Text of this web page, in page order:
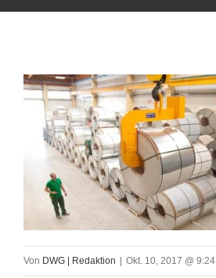
Von DWG | Redaktion | Okt. 10, 2017 @ 9:24